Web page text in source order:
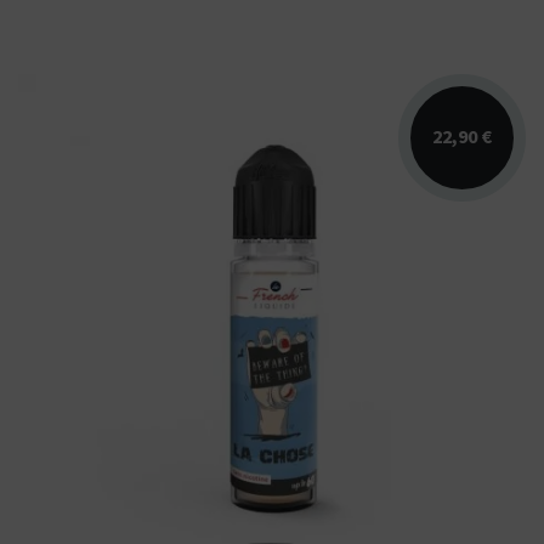
22,90 €
Arômes : café, noisette grillée, caramel au